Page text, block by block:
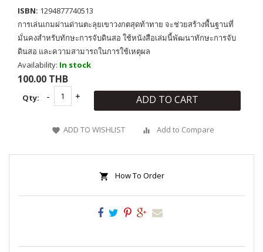
ISBN: 1294877740513
การเล่นเกมผ่านด่านตะลุยเขาวงกตสุดท้าทาย จะช่วยสร้างพื้นฐานที่
มั่นคงสำหรับทักษะการจับดินสอ ใช้หนังสือเล่มนี้พัฒนาทักษะการจับ
ดินสอ และความสามารถในการใช้เหตุผล
Availability: In stock
100.00 THB
Qty: ADD TO CART
ADD TO WISHLIST Add to Compare
How To Order